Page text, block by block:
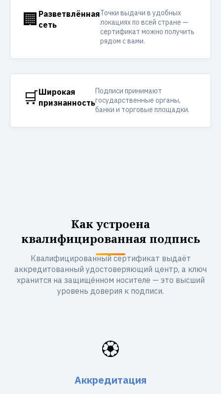
🏢 Разветвлённая
сеть
Точки выдачи в удобных
локациях по всей стране —
сертификат можно получить
рядом с вами.
🛒Широкая
признанность
Подписи принимают
государственные органы,
банки и торговые площадки.
Как устроена
квалифицированная подпись
Квалифицированный сертификат выдаёт
аккредитованный удостоверяющий центр, а ключ
хранится на защищённом носителе — это высший
уровень доверия к подписи.
🏵️
Аккредитация